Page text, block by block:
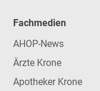
Fachmedien
AHOP-News
Ärzte Krone
Apotheker Krone